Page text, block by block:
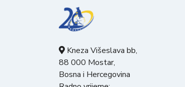
Kneza Višeslava bb,
88 000 Mostar,
Bosna i Hercegovina